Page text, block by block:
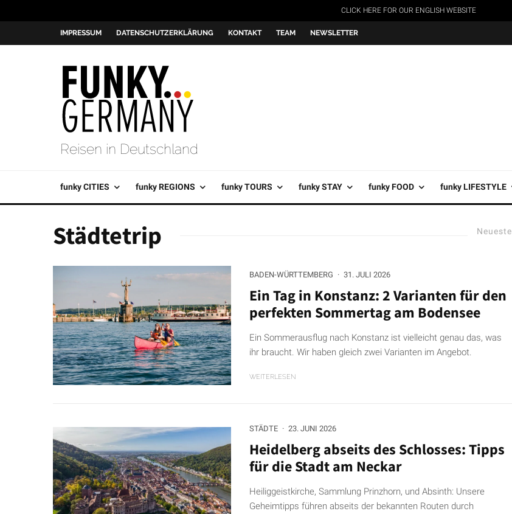
CLICK HERE FOR OUR ENGLISH WEBSITE
IMPRESSUM DATENSCHUTZERKLÄRUNG KONTAKT TEAM NEWSLETTER
Reisen in Deutschland
funky CITIES funky REGIONS funky TOURS funky STAY funky FOOD funky LIFESTYLE
Neueste
Städtetrip
BADEN-WÜRTTEMBERG · 31. JULI 2026
Ein Tag in Konstanz: 2 Varianten für den
perfekten Sommertag am Bodensee
Ein Sommerausflug nach Konstanz ist vielleicht genau das, was
ihr braucht. Wir haben gleich zwei Varianten im Angebot.
WEITERLESEN
STÄDTE · 23. JUNI 2026
Heidelberg abseits des Schlosses: Tipps
für die Stadt am Neckar
Heiliggeistkirche, Sammlung Prinzhorn, und Absinth: Unsere
Geheimtipps führen abseits der bekannten Routen durch